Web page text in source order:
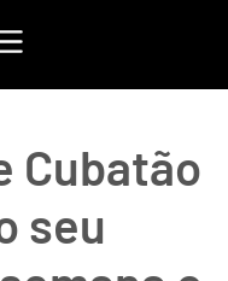
Cubatão
seu